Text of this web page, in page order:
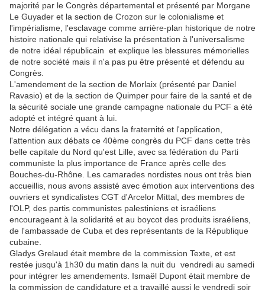
majorité par le Congrès départemental et présenté par Morgane
Le Guyader et la section de Crozon sur le colonialisme et
l'impérialisme, l'esclavage comme arrière-plan historique de notre
histoire nationale qui relativise la présentation à l'universalisme
de notre idéal républicain et explique les blessures mémorielles
de notre société mais il n'a pas pu être présenté et défendu au
Congrès.
L'amendement de la section de Morlaix (présenté par Daniel
Ravasio) et de la section de Quimper pour faire de la santé et de
la sécurité sociale une grande campagne nationale du PCF a été
adopté et intégré quant à lui.
Notre délégation a vécu dans la fraternité et l'application,
l'attention aux débats ce 40ème congrès du PCF dans cette très
belle capitale du Nord qu'est Lille, avec sa fédération du Parti
communiste la plus importance de France après celle des
Bouches-du-Rhône. Les camarades nordistes nous ont très bien
accueillis, nous avons assisté avec émotion aux interventions des
ouvriers et syndicalistes CGT d'Arcelor Mittal, des membres de
l'OLP, des partis communistes palestiniens et israéliens
encourageant à la solidarité et au boycot des produits israéliens,
de l'ambassade de Cuba et des représentants de la République
cubaine.
Gladys Grelaud était membre de la commission Texte, et est
restée jusqu'à 1h30 du matin dans la nuit du vendredi au samedi
pour intégrer les amendements. Ismaël Dupont était membre de
la commission de candidature et a travaillé aussi le vendredi soir